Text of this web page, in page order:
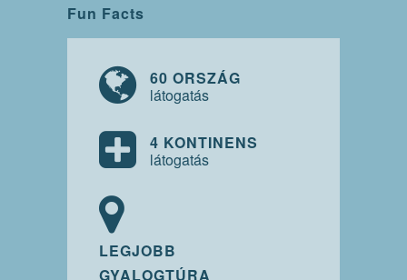
Fun Facts
60 ORSZÁG
látogatás
4 KONTINENS
látogatás
LEGJOBB
GYALOGTÚRA